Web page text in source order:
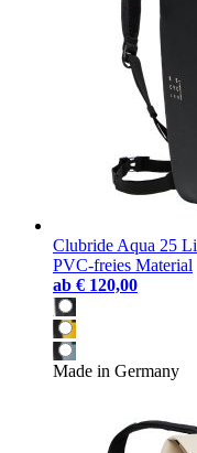
Clubride Aqua 25
PVC-freies Material
ab € 120,00
Made in Germany